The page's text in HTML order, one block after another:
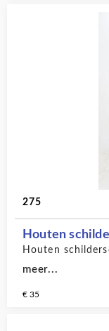
275
Houten
Houten
meer...
€ 35